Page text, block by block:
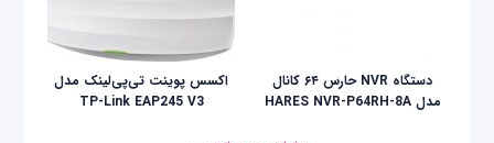
دستگاه NVR حارس ۶۴ کانال
مدل HARES NVR-P64RH-8A
اکسس پوینت تی‌پی‌لینک مدل
TP-Link EAP245 V3